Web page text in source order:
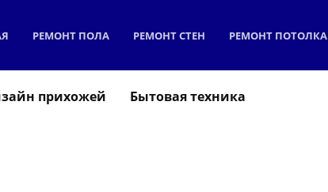
РЕМОНТ ПОЛА РЕМОНТ СТЕН РЕМОНТ ПОТОЛКА
прихожей Бытовая техника